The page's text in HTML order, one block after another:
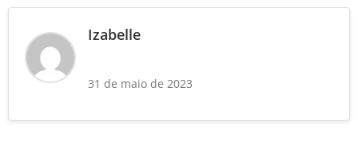
Izabelle
31 de maio de 2023